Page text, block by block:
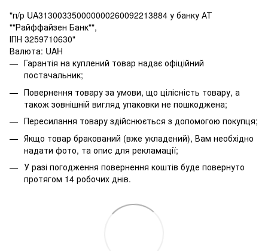
"п/р UA313003350000000260092213884 у банку АТ
""Райффайзен Банк"",
ІПН 3259710630"
Валюта: UAH
Гарантія на куплений товар надає офіційний
постачальник;
Повернення товару за умови, що цілісність товару, а
також зовнішній вигляд упаковки не пошкоджена;
Пересилання товару здійснюється з допомогою покупця;
Якщо товар бракований (вже укладений), Вам необхідно
надати фото, та опис для рекламації;
У разі погодження повернення коштів буде повернуто
протягом 14 робочих днів.